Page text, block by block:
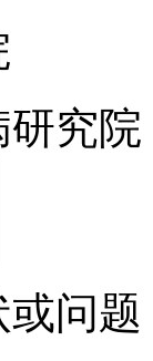
研究院
问